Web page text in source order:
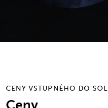
CENY VSTUPNÉHO DO